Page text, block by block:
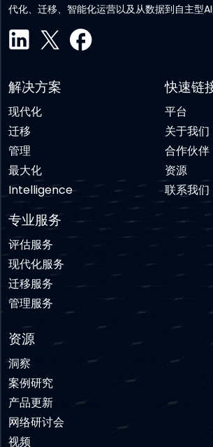
代化、迁移、智能化运营以及从数据到自主型AI
解决方案
现代化
迁移
管理
最大化
Intelligence
专业服务
评估服务
现代化服务
迁移服务
管理服务
快速链
平台
关于我们
合作伙伴
资源
联系我们
资源
洞察
案例研究
产品更新
网络研讨会
视频